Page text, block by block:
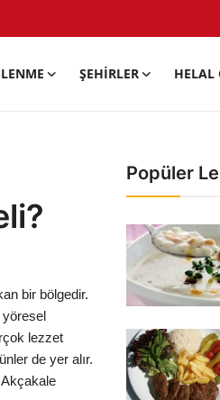
ŞEHIRLER HELAL
bir bölgedir.
yöresel
lezzet
de yer alır.
Popüler